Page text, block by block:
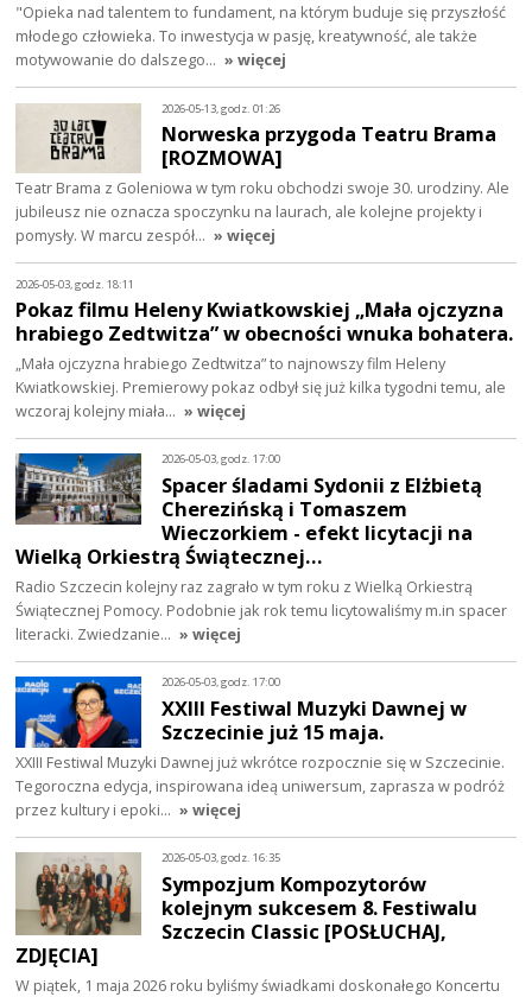
"Opieka nad talentem to fundament, na którym buduje się przyszłość
młodego człowieka. To inwestycja w pasję, kreatywność, ale także
motywowanie do dalszego… » więcej
2026-05-13, godz. 01:26
Norweska przygoda Teatru Brama
[ROZMOWA]
Teatr Brama z Goleniowa w tym roku obchodzi swoje 30. urodziny. Ale
jubileusz nie oznacza spoczynku na laurach, ale kolejne projekty i
pomysły. W marcu zespół… » więcej
2026-05-03, godz. 18:11
Pokaz filmu Heleny Kwiatkowskiej „Mała ojczyzna
hrabiego Zedtwitza” w obecności wnuka bohatera.
„Mała ojczyzna hrabiego Zedtwitza” to najnowszy film Heleny
Kwiatkowskiej. Premierowy pokaz odbył się już kilka tygodni temu, ale
wczoraj kolejny miała… » więcej
2026-05-03, godz. 17:00
Spacer śladami Sydonii z Elżbietą
Cherezińską i Tomaszem
Wieczorkiem - efekt licytacji na
Wielką Orkiestrą Świątecznej…
Radio Szczecin kolejny raz zagrało w tym roku z Wielką Orkiestrą
Świątecznej Pomocy. Podobnie jak rok temu licytowaliśmy m.in spacer
literacki. Zwiedzanie… » więcej
2026-05-03, godz. 17:00
XXIII Festiwal Muzyki Dawnej w
Szczecinie już 15 maja.
XXIII Festiwal Muzyki Dawnej już wkrótce rozpocznie się w Szczecinie.
Tegoroczna edycja, inspirowana ideą uniwersum, zaprasza w podróż
przez kultury i epoki… » więcej
2026-05-03, godz. 16:35
Sympozjum Kompozytorów
kolejnym sukcesem 8. Festiwalu
Szczecin Classic [POSŁUCHAJ,
ZDJĘCIA]
W piątek, 1 maja 2026 roku byliśmy świadkami doskonałego Koncertu